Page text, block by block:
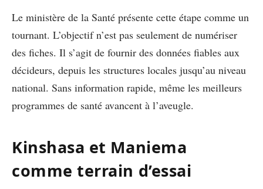
Le ministère de la Santé présente cette étape comme un
tournant. L’objectif n’est pas seulement de numériser
des fiches. Il s’agit de fournir des données fiables aux
décideurs, depuis les structures locales jusqu’au niveau
national. Sans information rapide, même les meilleurs
programmes de santé avancent à l’aveugle.
Kinshasa et Maniema
comme terrain d’essai